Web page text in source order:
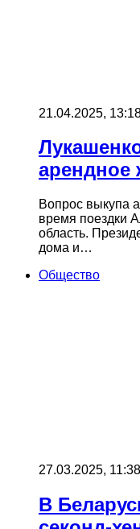
21.04.2025,
арендное
Вопрос выкупа
время поездки
область.
дома и…
Общество
27.03.2025, 11:38
В